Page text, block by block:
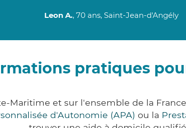
Leon A., 70 ans, Saint-Jean-d'Angély
pratiques
Maritime et sur l'ensemble de la
d'Autonomie (APA) ou la